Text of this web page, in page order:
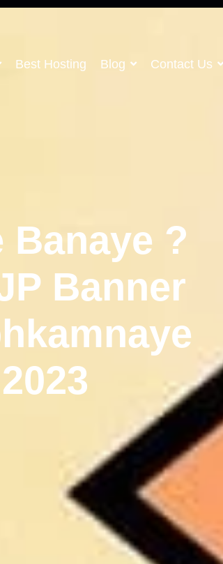
Best Hosting Blog Contact Us
Banaye ?
Banner